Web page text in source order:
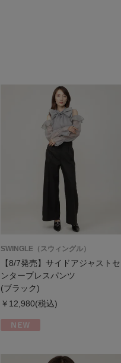
SWINGLE（スウィングル）
【8/7発売】サイドアジャストセ
ンタープレスパンツ
(ブラック)
￥12,980(税込)